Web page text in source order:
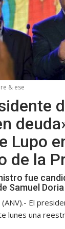
& ese
Lupo
de la
fue
Samuel
El
lunes una